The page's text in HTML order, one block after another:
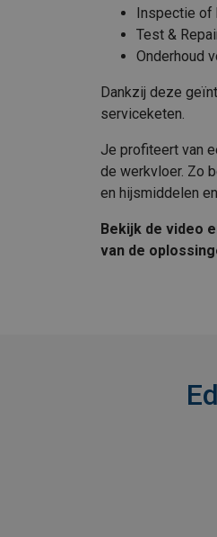
Inspectie of
Test &
Onderhoud
Dankzij deze
serviceketen.
Je profiteert van
de werkvloer. Zo
en hijsmiddelen
Bekijk de video
van de